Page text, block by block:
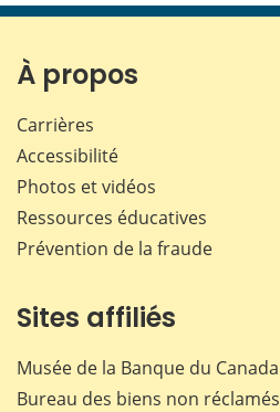
À propos
Carrières
Accessibilité
Photos et vidéos
Ressources éducatives
Prévention de la fraude
Sites affiliés
Musée de la Banque du Canada
Bureau des biens non réclamés